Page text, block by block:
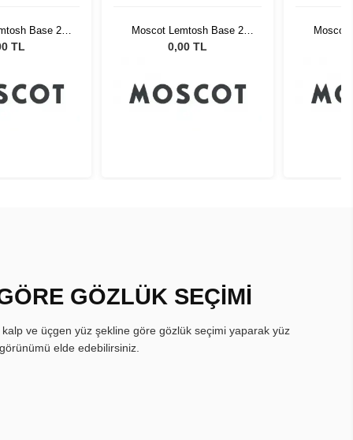
Base 2
Fade
TL
Moscot Lemtosh Base 2
Sun Black 46 Chestnut Fade
0,00 TL
Moscot
GÖZLÜK SEÇİMİ
ve üçgen yüz şekline göre gözlük seçimi yaparak yüz
elde edebilirsiniz.